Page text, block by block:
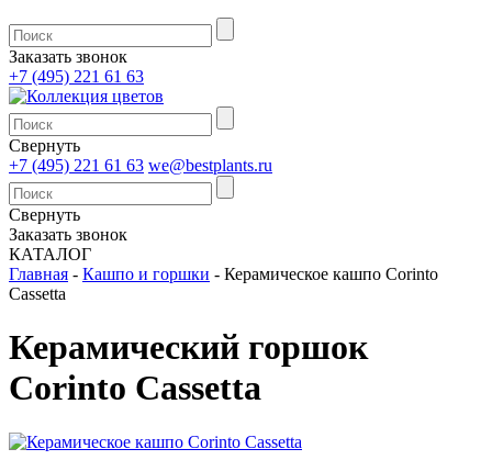
Заказать звонок
+7 (495) 221 61 63
Свернуть
+7 (495) 221 61 63 we@bestplants.ru
Свернуть
Заказать звонок
КАТАЛОГ
Главная - Кашпо и горшки - Керамическое кашпо Corinto
Cassetta
Керамический горшок
Corinto Cassetta